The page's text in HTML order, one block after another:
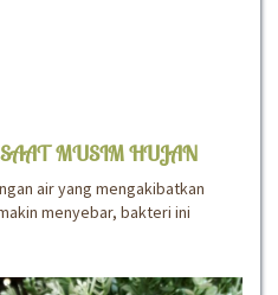
MUSIM HUJAN
air yang mengakibatkan
menyebar, bakteri ini